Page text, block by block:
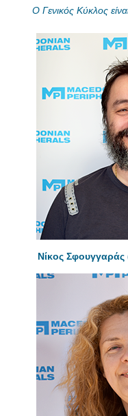
Ο Γενικός Κύκλος
Νίκος Σφουγγαράς